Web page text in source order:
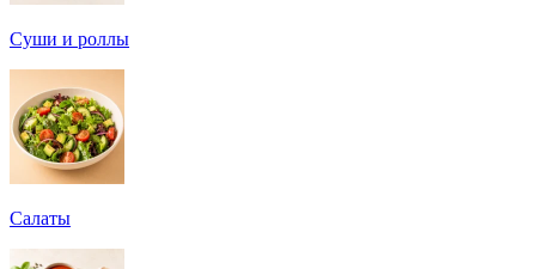
Суши и роллы
Салаты